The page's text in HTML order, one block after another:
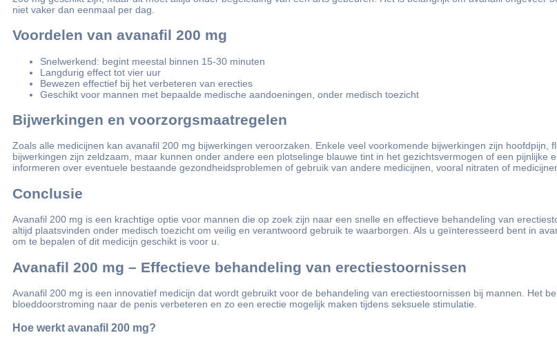
niet vaker dan eenmaal per dag.
Voordelen van avanafil 200 mg​
Snelwerkend: begint meestal binnen 15-30 minuten
Langdurig effect tot vier uur
Bewezen effectief bij het verbeteren van erecties
Geschikt voor mannen met bepaalde medische aandoeningen, onder medisch toezicht
Bijwerkingen en voorzorgsmaatregelen
Zoals alle medicijnen kan avanafil 200 mg​ bijwerkingen veroorzaken. Enkele veel voorkomende bijwerkingen zijn hoofdpijn,
bijwerkingen zijn zeldzaam, maar kunnen onder andere een plotselinge blauwe tint in het gezichtsvermogen of een pijnlijke
informeren over eventuele bestaande gezondheidsproblemen of gebruik van andere medicijnen, vooral nitraten of
Conclusie
Avanafil 200 mg​ is een krachtige optie voor mannen die op zoek zijn naar een snelle en effectieve behandeling van
altijd plaatsvinden onder medisch toezicht om veilig en verantwoord gebruik te waarborgen. Als u geïnteresseerd bent in
om te bepalen of dit medicijn geschikt is voor u.
Avanafil 200 mg – Effectieve behandeling van erectiestoornissen
Avanafil 200 mg is een innovatief medicijn dat wordt gebruikt voor de behandeling van erectiestoornissen bij mannen. Het
bloeddoorstroming naar de penis verbeteren en zo een erectie mogelijk maken tijdens seksuele stimulatie.
Hoe werkt avanafil 200 mg?